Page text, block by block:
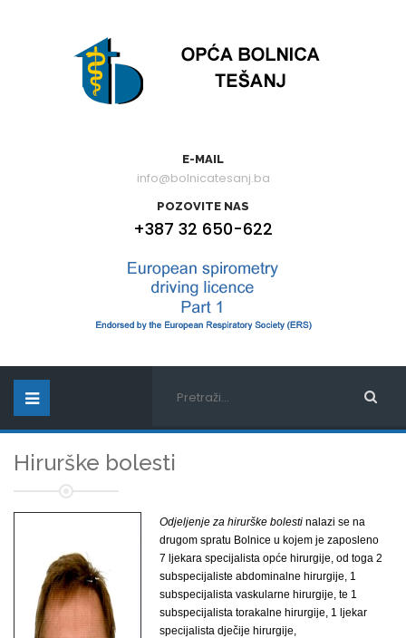
E-MAIL
info@bolnicatesanj.ba
POZOVITE NAS
+387 32 650-622
Hirurške bolesti
Odjeljenje za hirurške bolesti nalazi se na
drugom spratu Bolnice u kojem je zaposleno
7 ljekara specijalista opće hirurgije, od toga 2
subspecijaliste abdominalne hirurgije, 1
subspecijalista vaskularne hirurgije, te 1
subspecijalista torakalne hirurgije, 1 ljekar
specijalista dječije hirurgije,